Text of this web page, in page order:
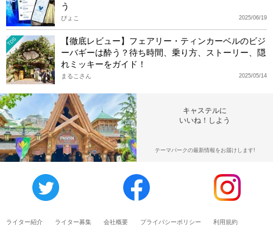
う
2025/06/19
ぴょこ
TDS
【徹底レビュー】フェアリー・ティンカーベルのビジ
ーバギーは酔う？待ち時間、乗り方、ストーリー、隠
れミッキーをガイド！
2025/05/14
まるこさん
キャステルに
いいね！しよう
テーマパークの最新情報をお届けします!
ライター紹介 ライター募集 会社概要 プライバシーポリシー 利用規約